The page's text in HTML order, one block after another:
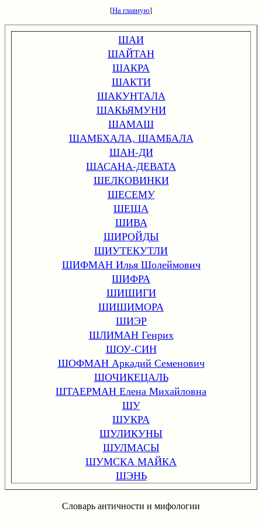
[На главную]
ШАИ
ШАЙТАН
ШАКРА
ШАКТИ
ШАКУНТАЛА
ШАКЬЯМУНИ
ШАМАШ
ШАМБХАЛА, ШАМБАЛА
ШАН-ДИ
ШАСАНА-ДЕВАТА
ШЕЛКОВИНКИ
ШЕСЕМУ
ШЕША
ШИВА
ШИРОЙДЫ
ШИУТЕКУТЛИ
ШИФМАН Илья Шолеймович
ШИФРА
ШИШИГИ
ШИШИМОРА
ШИЭР
ШЛИМАН Генрих
ШОУ-СИН
ШОФМАН Аркадий Семенович
ШОЧИКЕЦАЛЬ
ШТАЕРМАН Елена Михайловна
ШУ
ШУКРА
ШУЛИКУНЫ
ШУЛМАСЫ
ШУМСКА МАЙКА
ШЭНЬ
Словарь античности и мифологии